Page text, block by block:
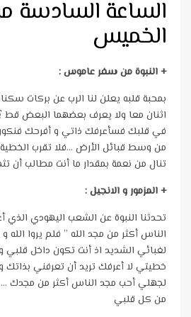
الساعة السادسة
الخميس
+ النبوة منسفر عاموس :
بمحبة قلبه يعلن لنا الرب عن بركات
اثنان معا ولا يعرف بعضهما البعض
في قلبك فسأعرفك ذاتي و أفرحك
من وسط قبائل الأرض …فلا تقرب الخطية
تنال من نعمة بمقدار ما أنت مطالب أن
+ المزمور و الانجيل :
تحدثنا النبوة عن الشعب اليهودي الذي
الناس أكثر من مجد الله ” فلم يروا الله و
لغبائي الشديد اذ أنت تكون داخل قلبي
خطيتي لا أعرفك تريد أن تعرفني
لجهلي أحب مجد الناس أكثر من مجدك
من كل قلبي